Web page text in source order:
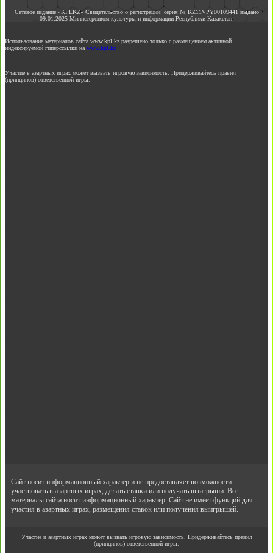
Сетевое издание «KPLKZ» Свидетельство о регистрации: серия № KZ11VPY00109441 выдано
09.01.2025 Министерством культуры и информации Республики Казахстан.
Использование материалов сайта www.kpl.kz разрешено только с размещением активной
индексируемой гиперссылки на www.kpl.kz
Участие в азартных играх может вызвать игровую зависимость. Придерживайтесь правил
(принципов) ответственной игры.
Сайт носит информационный характер и не предоставляет возможности
участвовать в азартных играх, делать ставки или получать выигрыши. Все
материалы сайта носят информационный характер. Сайт не имеет функций для
участия в азартных играх, размещения ставок или получения выигрышей.
Участие в азартных играх может вызвать игровую зависимость. Придерживайтесь правил
(принципов) ответственной игры.